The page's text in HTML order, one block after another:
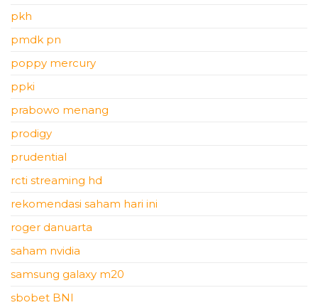
pkh
pmdk pn
poppy mercury
ppki
prabowo menang
prodigy
prudential
rcti streaming hd
rekomendasi saham hari ini
roger danuarta
saham nvidia
samsung galaxy m20
sbobet BNI